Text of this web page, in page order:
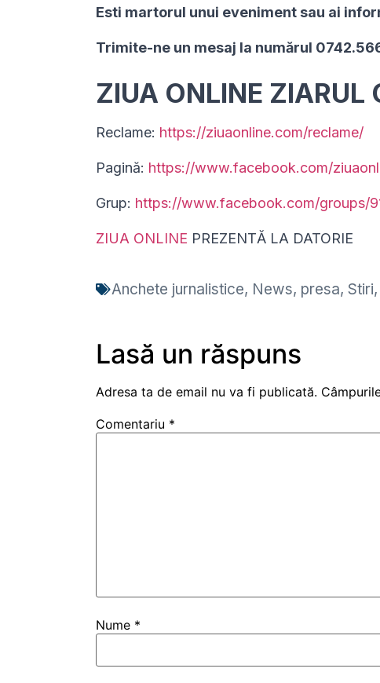
Esti martorul unui eveniment sau ai
Trimite-ne un mesaj la numărul
ZIUA ONLINE ZIARUL
Reclame: https://ziuaonline.com/reclame/
Pagină: https://www.facebook.com/
Grup: https://www.facebook.com/groups/
ZIUA ONLINE PREZENTĂ LA DATORIE
Anchete jurnalistice, News, presa, Stiri,
Lasă un răspuns
Adresa ta de email nu va fi publicată.
Comentariu *
Nume *